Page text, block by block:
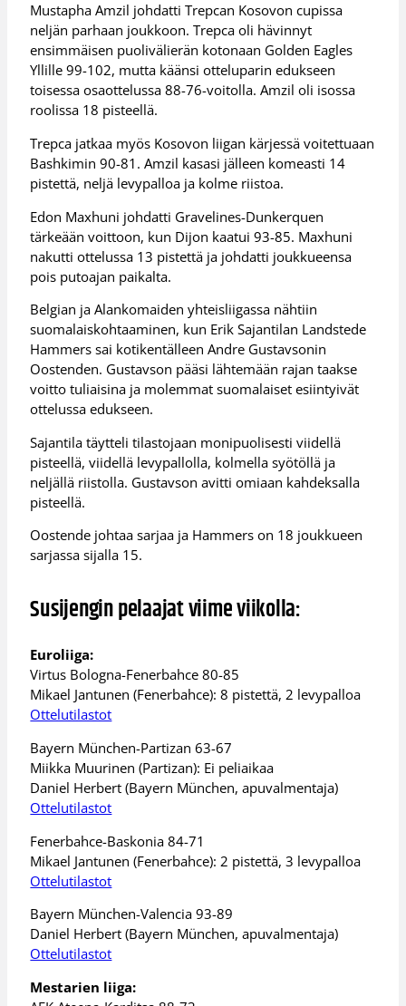
Mustapha Amzil johdatti Trepcan Kosovon cupissa
neljän parhaan joukkoon. Trepca oli hävinnyt
ensimmäisen puolivälierän kotonaan Golden Eagles
Yllille 99-102, mutta käänsi otteluparin edukseen
toisessa osaottelussa 88-76-voitolla. Amzil oli isossa
roolissa 18 pisteellä.
Trepca jatkaa myös Kosovon liigan kärjessä voitettuaan
Bashkimin 90-81. Amzil kasasi jälleen komeasti 14
pistettä, neljä levypalloa ja kolme riistoa.
Edon Maxhuni johdatti Gravelines-Dunkerquen
tärkeään voittoon, kun Dijon kaatui 93-85. Maxhuni
nakutti ottelussa 13 pistettä ja johdatti joukkueensa
pois putoajan paikalta.
Belgian ja Alankomaiden yhteisliigassa nähtiin
suomalaiskohtaaminen, kun Erik Sajantilan Landstede
Hammers sai kotikentälleen Andre Gustavsonin
Oostenden. Gustavson pääsi lähtemään rajan taakse
voitto tuliaisina ja molemmat suomalaiset esiintyivät
ottelussa edukseen.
Sajantila täytteli tilastojaan monipuolisesti viidellä
pisteellä, viidellä levypallolla, kolmella syötöllä ja
neljällä riistolla. Gustavson avitti omiaan kahdeksalla
pisteellä.
Oostende johtaa sarjaa ja Hammers on 18 joukkueen
sarjassa sijalla 15.
Susijengin pelaajat viime viikolla:
Euroliiga:
Virtus Bologna-Fenerbahce 80-85
Mikael Jantunen (Fenerbahce): 8 pistettä, 2 levypalloa
Ottelutilastot
Bayern München-Partizan 63-67
Miikka Muurinen (Partizan): Ei peliaikaa
Daniel Herbert (Bayern München, apuvalmentaja)
Ottelutilastot
Fenerbahce-Baskonia 84-71
Mikael Jantunen (Fenerbahce): 2 pistettä, 3 levypalloa
Ottelutilastot
Bayern München-Valencia 93-89
Daniel Herbert (Bayern München, apuvalmentaja)
Ottelutilastot
Mestarien liiga: